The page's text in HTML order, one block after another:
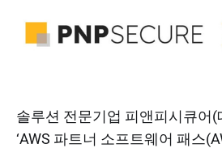
솔루션 전문기업 피앤피시큐어
‘AWS 파트너 소프트웨어 패스